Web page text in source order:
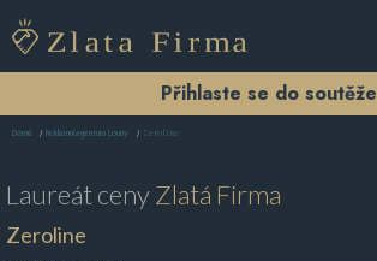
Přihlaste se do soutěže
Domů Reklamní agentura Louny Zeroline
Laureát cenyZlatá Firma
Zeroline